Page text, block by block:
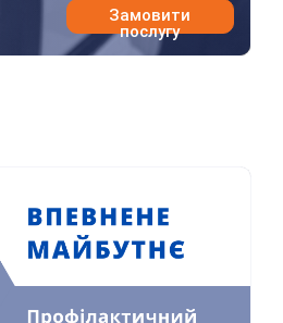
Замовити
послугу